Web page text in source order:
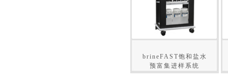
brineFAST饱和盐水
预富集进样系统